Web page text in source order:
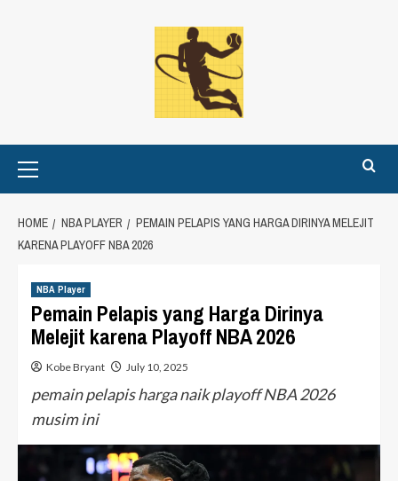
Menu
HOME NBA PLAYER
PEMAIN PELAPIS YANG HARGA DIRINYA MELEJIT
KARENA PLAYOFF NBA 2026
NBA Player
Pemain Pelapis yang Harga Dirinya
Melejit karena Playoff NBA 2026
Kobe Bryant July 10, 2025
pemain pelapis harga naik playoff NBA 2026
musim ini